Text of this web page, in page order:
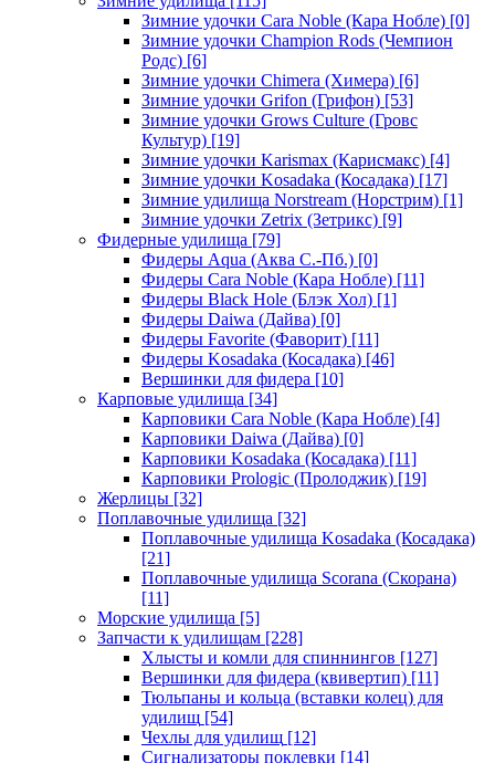
Зимние удочки Cara Noble (Кара Нобле) [0]
Зимние удочки Champion Rods (Чемпион
Родс) [6]
Зимние удочки Chimera (Химера) [6]
Зимние удочки Grifon (Грифон) [53]
Зимние удочки Grows Culture (Гровс
Культур) [19]
Зимние удочки Karismax (Карисмакс) [4]
Зимние удочки Kosadaka (Косадака) [17]
Зимние удилища Norstream (Норстрим) [1]
Зимние удочки Zetrix (Зетрикс) [9]
Фидерные удилища [79]
Фидеры Aqua (Аква С.-Пб.) [0]
Фидеры Cara Noble (Кара Нобле) [11]
Фидеры Black Hole (Блэк Хол) [1]
Фидеры Daiwa (Дайва) [0]
Фидеры Favorite (Фаворит) [11]
Фидеры Kosadaka (Косадака) [46]
Вершинки для фидера [10]
Карповые удилища [34]
Карповики Cara Noble (Кара Нобле) [4]
Карповики Daiwa (Дайва) [0]
Карповики Kosadaka (Косадака) [11]
Карповики Prologic (Пролоджик) [19]
Жерлицы [32]
Поплавочные удилища [32]
Поплавочные удилища Kosadaka (Косадака)
[21]
Поплавочные удилища Scorana (Скорана)
[11]
Морские удилища [5]
Запчасти к удилищам [228]
Хлысты и комли для спиннингов [127]
Вершинки для фидера (квивертип) [11]
Тюльпаны и кольца (вставки колец) для
удилищ [54]
Чехлы для удилищ [12]
Сигнализаторы поклевки [14]